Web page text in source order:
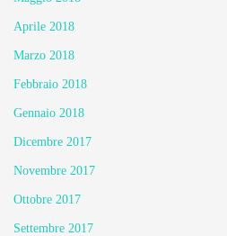
Aprile 2018
Marzo 2018
Febbraio 2018
Gennaio 2018
Dicembre 2017
Novembre 2017
Ottobre 2017
Settembre 2017